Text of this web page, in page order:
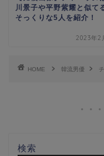
川景子や平野紫耀と似て
そっくりな5人を紹介！
2023年2
HOME 韓流男優
検索